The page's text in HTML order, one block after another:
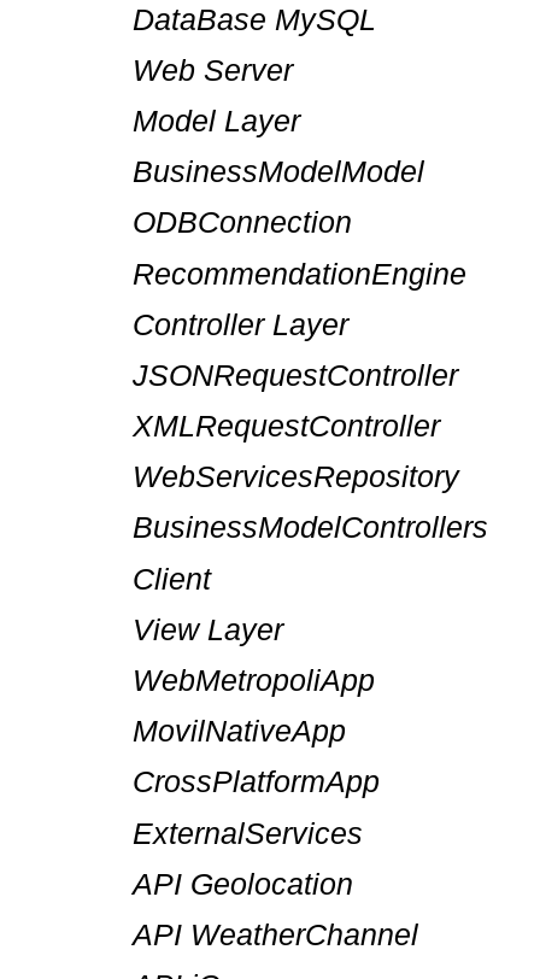
DataBase MySQL
Web Server
Model Layer
BusinessModelModel
ODBConnection
RecommendationEngine
Controller Layer
JSONRequestController
XMLRequestController
WebServicesRepository
BusinessModelControllers
Client
View Layer
WebMetropoliApp
MovilNativeApp
CrossPlatformApp
ExternalServices
API Geolocation
API WeatherChannel